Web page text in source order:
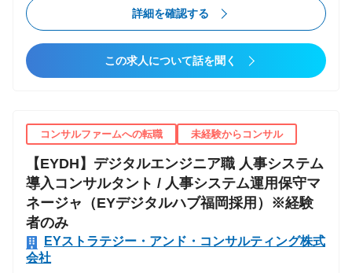
信する機会もございます。 ・社内外のステークホルダ
ている方、Microsoft 社との Alliance を強化し一緒に成
長できる方、常に新しいチャレンジを恐れずに学び実
せんか。
ロソフトのテクノロジーと体験デザインにより、従業
員、営業、顧客の体験の向上や、生産性向上、サービ
スの質の改善など業務最適化を実現します。また、サ
ステナビリティに関連する非財務情報を含む、データ
戦略構想、プロセスと制度／ガバナンス、組織化、人
材開発によるクライアントの「組織・人・プロセスの
変革」を支援します これにより、クライアントが進め
るコーポレートレベルのDXの実現を支援し、企業が取
り組む社会課題と企業課題の解決を加速します。 デジ
タルテクノロジーの活用の広がりとともにマイクロソ
フトテクノロジーの導入ニーズが広がっていますが、
マイクロソフトテクノロジー導入そのものを目的とす
詳細を確認する
この求人について話を聞く
コンサルファームへの転職 未経験からコンサル
【EYDH】デジタルエンジニア職 人事システム
導入コンサルタント / 人事システム運用保守マ
ネージャ（EYデジタルハブ福岡採用）※経験
者のみ
EYストラテジー・アンド・コンサルティング株式
会社